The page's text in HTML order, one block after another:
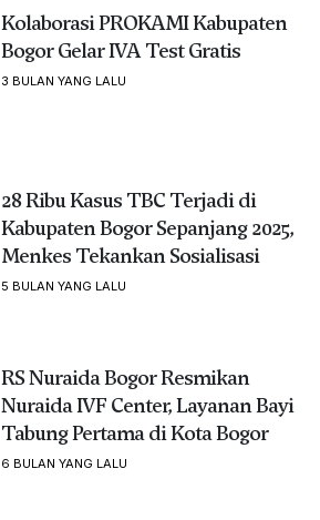
Kolaborasi PROKAMI Kabupaten
Bogor Gelar IVA Test Gratis
3 BULAN YANG LALU
28 Ribu Kasus TBC Terjadi di
Kabupaten Bogor Sepanjang 2025,
Menkes Tekankan Sosialisasi
5 BULAN YANG LALU
RS Nuraida Bogor Resmikan
Nuraida IVF Center, Layanan Bayi
Tabung Pertama di Kota Bogor
6 BULAN YANG LALU